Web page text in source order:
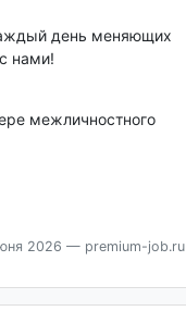
день меняющих
нами!
межличностного
2026 — premium-job.ru